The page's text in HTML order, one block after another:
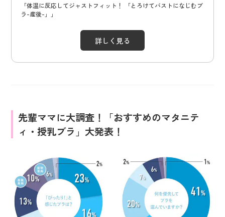
「体温に反応してジャストフィット！ 「とろけてバストになじむブ
ラ-産後-」」
詳しく見る
先輩ママに大調査！「おすすめのマタニテ
ィ・授乳ブラ」大発表！